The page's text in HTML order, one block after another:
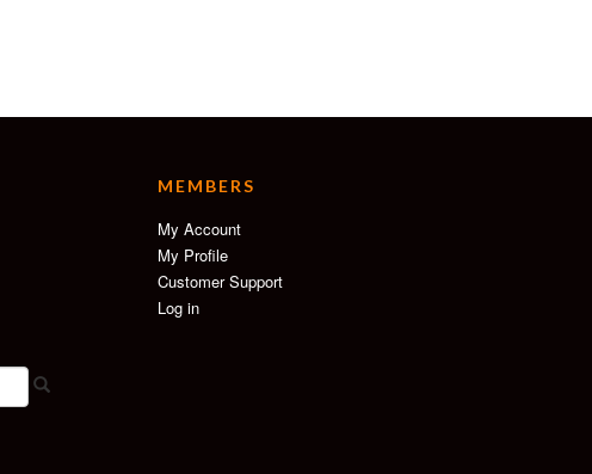
MEMBERS
My Account
My Profile
Customer Support
Log in